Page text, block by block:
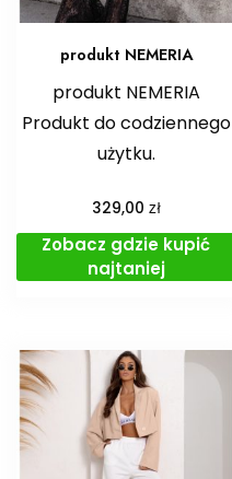
produkt NEMERIA
produkt NEMERIA
Produkt do codziennego
użytku.
329,00 zł
Zobacz gdzie kupić
najtaniej